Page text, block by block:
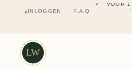
◆INLOGGEN F.A.Q
LW